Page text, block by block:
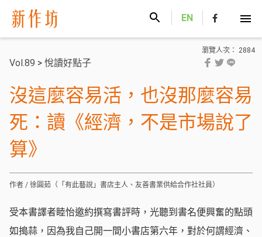
EN
瀏覽人次： 2884
Vol.89 > 悅讀好點子
沒這麼容易活，也沒那麼容易
死：讀《經濟，不是市場說了
算》
作者 / 徐圓茹（「有此藝說」書店主人、友善書業供給合作社社員）
受本書譯者睦怡邀約撰寫書評時，光聽到書名便興奮的點頭
如搗蒜，因為我自己開一間小書店第六年，對於何謂經濟、